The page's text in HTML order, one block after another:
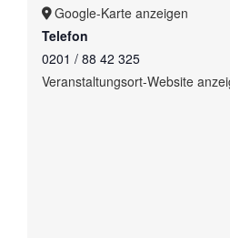
Google-Karte anzeigen
Telefon
0201 / 88 42 325
Veranstaltungsort-Website